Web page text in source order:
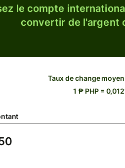
le compte
convertir de l'argent
Taux de change
1 ₱ PHP =